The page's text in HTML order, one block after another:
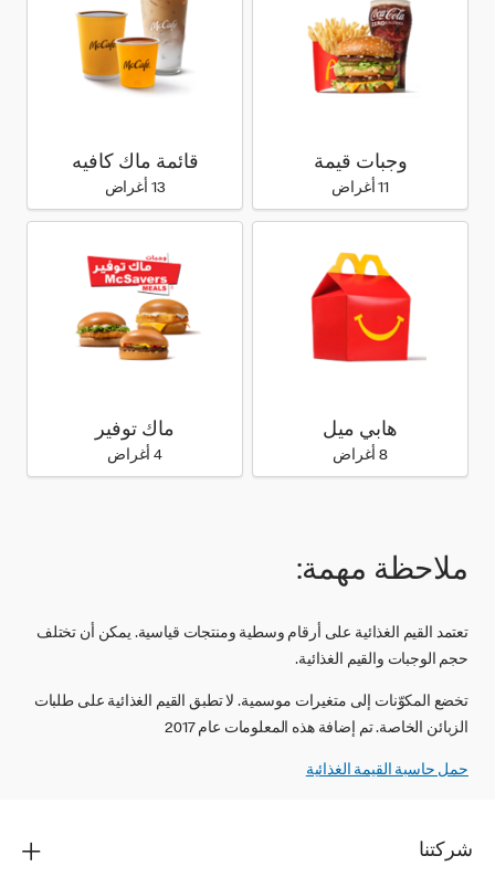
وجبات قيمة
11 أغراض
قائمة ماك كافيه
13 أغراض
هابي ميل
8 أغراض
ماك توفير
4 أغراض
ملاحظة مهمة:
تعتمد القيم الغذائية على أرقام وسطية ومنتجات قياسية. يمكن أن تختلف
حجم الوجبات والقيم الغذائية.
تخضع المكوّنات إلى متغيرات موسمية. لا تطبق القيم الغذائية على طلبات
الزبائن الخاصة. تم إضافة هذه المعلومات عام 2017
حمل حاسبة القيمة الغذائية‬‬
شركتنا